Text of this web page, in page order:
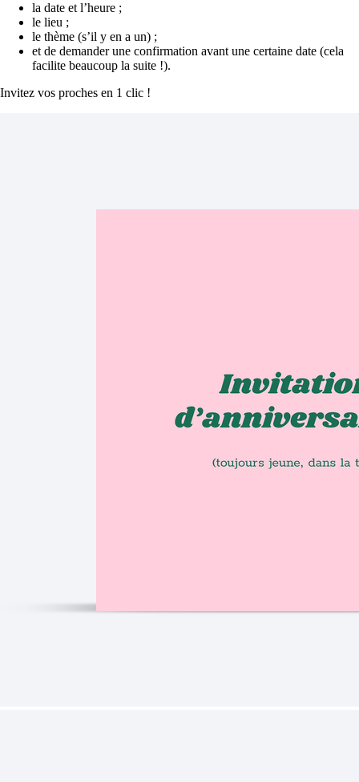
la date et l’heure ;
le lieu ;
le thème (s’il y en a un) ;
et de demander une confirmation avant une certaine date (cela
facilite beaucoup la suite !).
Invitez vos proches en 1 clic !